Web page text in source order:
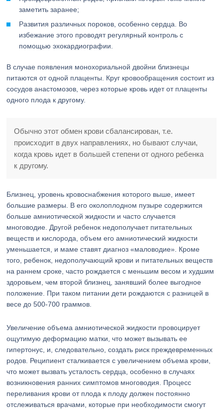
заметить заранее;
Развития различных пороков, особенно сердца. Во
избежание этого проводят регулярный контроль с
помощью эхокардиографии.
В случае появления монохориальной двойни близнецы
питаются от одной плаценты. Круг кровообращения состоит из
сосудов анастомозов, через которые кровь идет от плаценты
одного плода к другому.
Обычно этот обмен крови сбалансирован, т.е.
происходит в двух направлениях, но бывают случаи,
когда кровь идет в большей степени от одного ребенка
к другому.
Близнец, уровень кровоснабжения которого выше, имеет
большие размеры. В его околоплодном пузыре содержится
больше амниотической жидкости и часто случается
многоводие. Другой ребенок недополучает питательных
веществ и кислорода, объем его амниотический жидкости
уменьшается, и маме ставят диагноз «маловодие». Кроме
того, ребенок, недополучающий крови и питательных веществ
на раннем сроке, часто рождается с меньшим весом и худшим
здоровьем, чем второй близнец, занявший более выгодное
положение. При таком питании дети рождаются с разницей в
весе до 500-700 граммов.
Увеличение объема амниотической жидкости провоцирует
ощутимую деформацию матки, что может вызывать ее
гипертонус, и, следовательно, создать риск преждевременных
родов. Реципиент сталкивается с увеличением объема крови,
что может вызвать усталость сердца, особенно в случаях
возникновения ранних симптомов многоводия. Процесс
переливания крови от плода к плоду должен постоянно
отслеживаться врачами, которые при необходимости смогут